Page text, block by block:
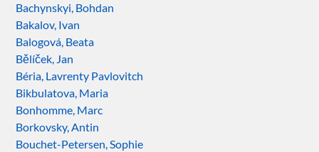
Bachynskyi, Bohdan
Bakalov, Ivan
Balogová, Beata
Bělíček, Jan
Béria, Lavrenty Pavlovitch
Bikbulatova, Maria
Bonhomme, Marc
Borkovsky, Antin
Bouchet-Petersen, Sophie